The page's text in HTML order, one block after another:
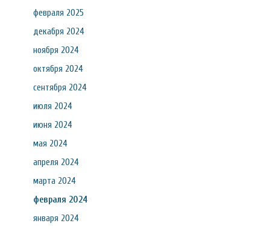
февраля 2025
декабря 2024
ноября 2024
октября 2024
сентября 2024
июля 2024
июня 2024
мая 2024
апреля 2024
марта 2024
февраля 2024
января 2024